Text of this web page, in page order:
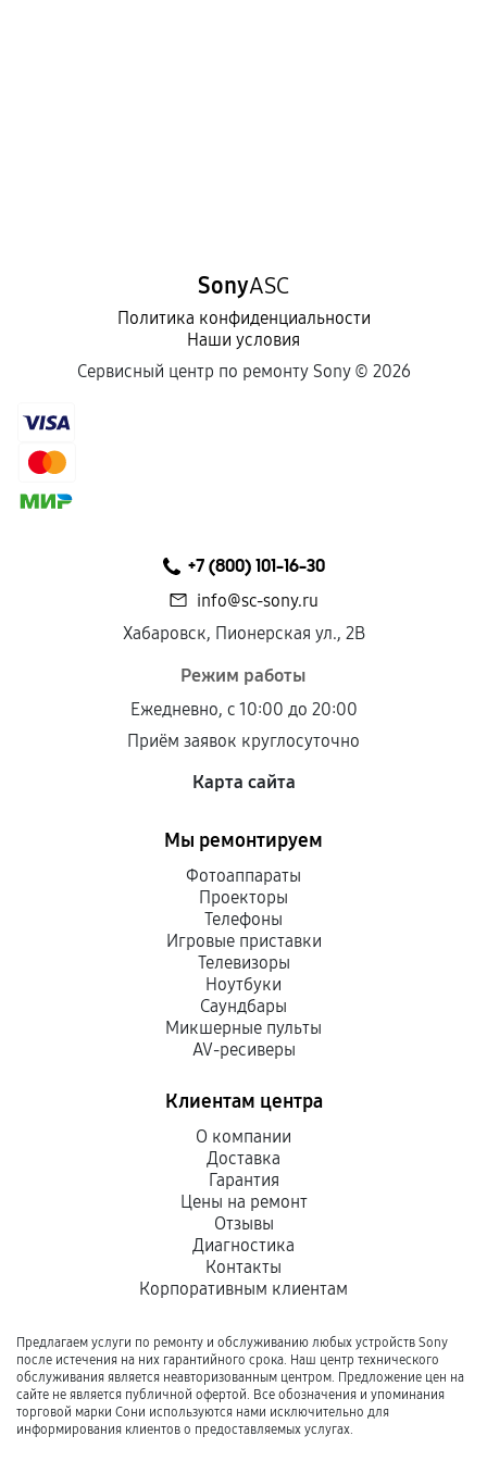
отдельных условиях.
Если комплектующие куплены
сохраняться полностью или частично, если
соблюдены следующие условия:
Установка была выполнена нашим сервисным
центром.
При этом гарантия на сами комплектующие
продавца. За качество сторонних деталей
сервисный центр ответственности не несет.
SonyASC
Политика конфиденциальности
Наши условия
Сервисный центр по ремонту Sony © 2026
+7 (800) 101-16-30
info@sc-sony.ru
Хабаровск, Пионерская ул., 2В
Режим работы
Ежедневно, с 10:00 до 20:00
Приём заявок круглосуточно
Карта сайта
Мы ремонтируем
Фотоаппараты
Проекторы
Телефоны
Игровые приставки
Телевизоры
Ноутбуки
Саундбары
Микшерные пульты
AV-ресиверы
Клиентам центра
О компании
Доставка
Гарантия
Цены на ремонт
Отзывы
Диагностика
Контакты
Корпоративным клиентам
Предлагаем услуги по ремонту и обслуживанию любых устройств Sony
после истечения на них гарантийного срока. Наш центр технического
обслуживания является неавторизованным центром. Предложение цен на
сайте не является публичной офертой. Все обозначения и упоминания
торговой марки Сони используются нами исключительно для
информирования клиентов о предоставляемых услугах.